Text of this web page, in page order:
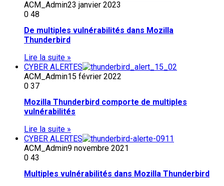
ACM_Admin23 janvier 2023
0 48
De multiples vulnérabilités dans Mozilla
Thunderbird
Lire la suite »
CYBER ALERTES
ACM_Admin15 février 2022
0 37
Mozilla Thunderbird comporte de multiples
vulnérabilités
Lire la suite »
CYBER ALERTES
ACM_Admin9 novembre 2021
0 43
Multiples vulnérabilités dans Mozilla Thunderbird